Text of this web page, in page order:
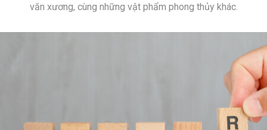
văn xương, cùng những vật phẩm phong thủy khác.